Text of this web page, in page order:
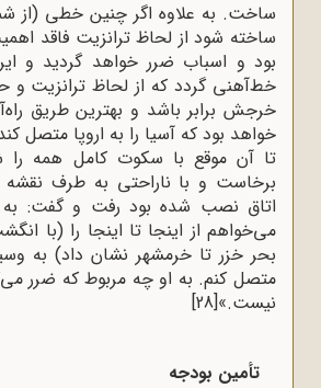
ساخت. به علاوه اگر چنین خطی (از
ساخته شود از لحاظ ترانزیت فاقد
بود و اسباب ضرر خواهد گردید و
خط‌آهنی گردد که از لحاظ ترانزیت
خرجش برابر باشد و بهترین طریق
خواهد بود که آسیا را به اروپا متصل
تا آن موقع با سکوت کامل همه را
برخاست و با ناراحتی به طرف نقشه
اتاق نصب شده بود رفت و گفت: به
می‌خواهم از اینجا تا اینجا را (با
بحر خزر تا خرمشهر نشان داد) به
متصل کنم. به او چه مربوط که ضرر
نیست.»[28]
تأمین بودجه